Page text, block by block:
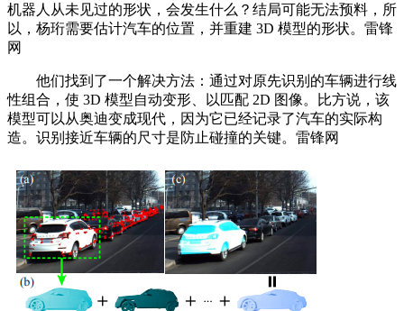
机器人从未见过的形状，会发生什么？结局可能无法预料，所
以，杨珩需要估计汽车的位置，并重建 3D 模型的形状。雷锋
网
他们找到了一个解决方法：通过对原先识别的车辆进行线
性组合，使 3D 模型自动变形、以匹配 2D 图像。比方说，该
模型可以从奥迪变成现代，因为它已经记录了汽车的实际构
造。识别接近车辆的尺寸是防止碰撞的关键。雷锋网